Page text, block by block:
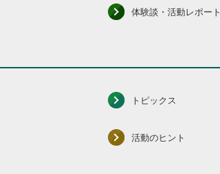
体験談・活動レポート
トピックス
活動のヒント